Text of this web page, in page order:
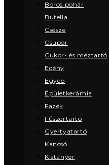
Boros pohár
Butella
Csésze
Csupor
Cukor- és méztartó
Edény
Egyéb
Épületkerámia
Fazék
Fűszertartó
Gyertyatartó
Kancsó
Kistányér